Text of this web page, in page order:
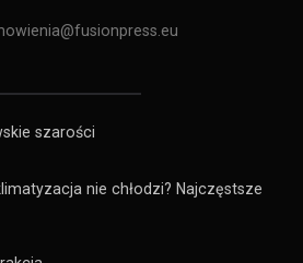
szarości
nie chłodzi? Najczęstsze